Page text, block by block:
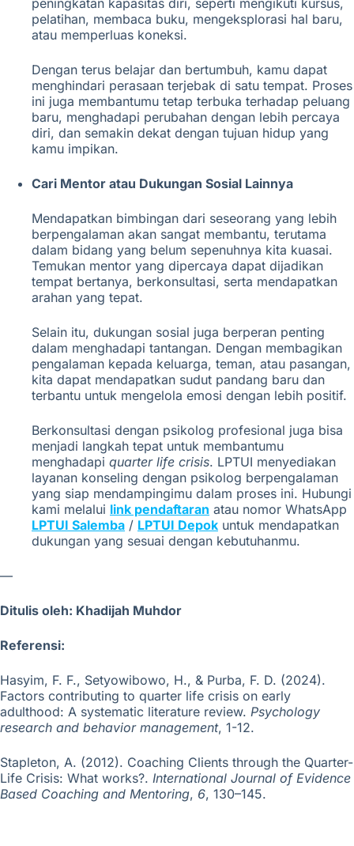
pelatihan, membaca buku, mengeksplorasi hal baru,
atau memperluas koneksi.
Dengan terus belajar dan bertumbuh, kamu dapat
menghindari perasaan terjebak di satu tempat. Proses
ini juga membantumu tetap terbuka terhadap peluang
baru, menghadapi perubahan dengan lebih percaya
diri, dan semakin dekat dengan tujuan hidup yang
kamu impikan.
Cari Mentor atau Dukungan Sosial Lainnya
Mendapatkan bimbingan dari seseorang yang lebih
berpengalaman akan sangat membantu, terutama
dalam bidang yang belum sepenuhnya kita kuasai.
Temukan mentor yang dipercaya dapat dijadikan
tempat bertanya, berkonsultasi, serta mendapatkan
arahan yang tepat.
Selain itu, dukungan sosial juga berperan penting
dalam menghadapi tantangan. Dengan membagikan
pengalaman kepada keluarga, teman, atau pasangan,
kita dapat mendapatkan sudut pandang baru dan
terbantu untuk mengelola emosi dengan lebih positif.
Berkonsultasi dengan psikolog profesional juga bisa
menjadi langkah tepat untuk membantumu
menghadapi quarter life crisis. LPTUI menyediakan
layanan konseling dengan psikolog berpengalaman
yang siap mendampingimu dalam proses ini. Hubungi
kami melalui link pendaftaran atau nomor WhatsApp
LPTUI Salemba / LPTUI Depok untuk mendapatkan
dukungan yang sesuai dengan kebutuhanmu.
—
Ditulis oleh: Khadijah Muhdor
Referensi:
Hasyim, F. F., Setyowibowo, H., & Purba, F. D. (2024).
Factors contributing to quarter life crisis on early
adulthood: A systematic literature review. Psychology
research and behavior management, 1-12.
Stapleton, A. (2012). Coaching Clients through the Quarter-
Life Crisis: What works?. International Journal of Evidence
Based Coaching and Mentoring, 6, 130–145.